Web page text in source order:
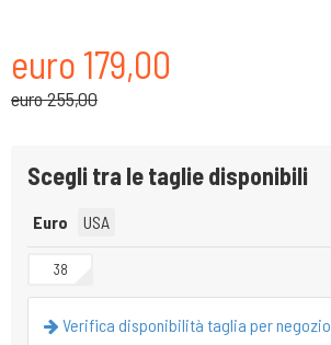
euro 179,00
euro 255,00
Scegli tra le taglie disponibili
Euro USA
38
Verifica disponibilità taglia per negozio